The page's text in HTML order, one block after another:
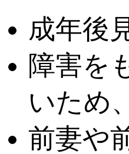
成年後
障害を
いため
前妻や